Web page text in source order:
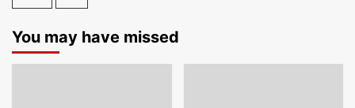
You may have missed